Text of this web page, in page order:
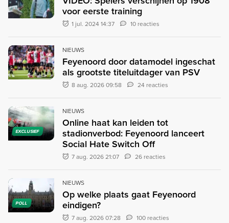
voor eerste training
1 jul. 2024 14:37 10 reacties
NIEUWS
Feyenoord door datamodel ingeschat
als grootste titeluitdager van PSV
8 aug. 2026 09:58 24 reacties
EXCLUSIEF
NIEUWS
Online haat kan leiden tot
stadionverbod: Feyenoord lanceert
Social Hate Switch Off
7 aug. 2026 21:07 26 reacties
POLL
NIEUWS
Op welke plaats gaat Feyenoord
eindigen?
7 aug. 2026 07:28 100 reacties